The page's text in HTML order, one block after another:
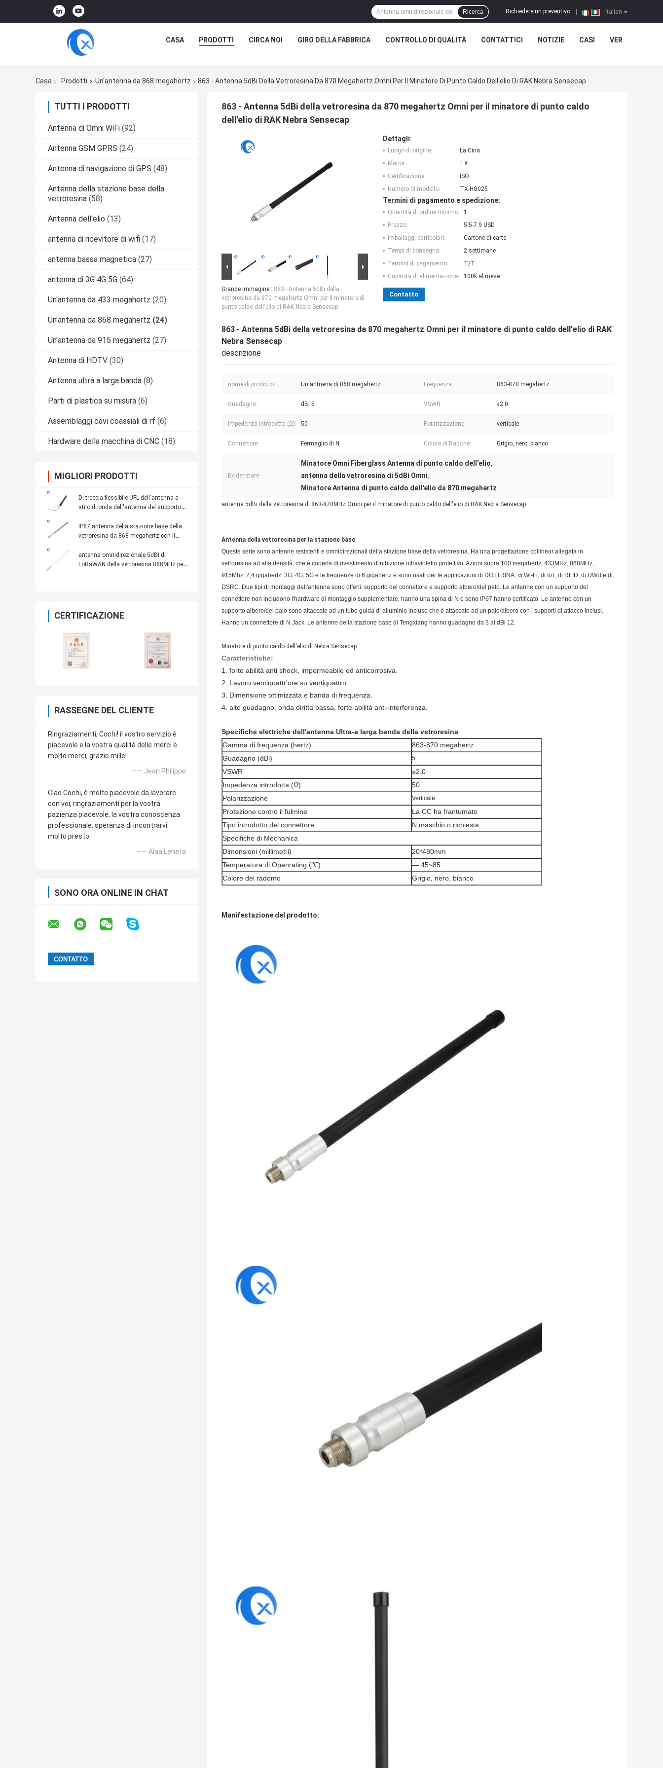
Italian
Richiedere un preventivo
Ricerca
CASA PRODOTTI CIRCA NOI GIRO DELLA FABBRICA CONTROLLO DI QUALITÀ CONTATTICI NOTIZIE CASI VER
Casa Prodotti Un'antenna da 868 megahertz 863 - Antenna 5dBi Della Vetroresina Da 870 Megahertz Omni Per Il Minatore Di Punto Caldo Dell'elio Di RAK Nebra Sensecap
TUTTI I PRODOTTI
Antenna di Omni WiFi (92)
Antenna GSM GPRS (24)
Antenna di navigazione di GPS (48)
Antenna della stazione base della
vetroresina (58)
Antenna dell'elio (13)
antenna di ricevitore di wifi (17)
antenna bassa magnetica (27)
antenna di 3G 4G 5G (64)
Un'antenna da 433 megahertz (20)
Un'antenna da 868 megahertz (24)
Un'antenna da 915 megahertz (27)
Antenna di HDTV (30)
Antenna ultra a larga banda (8)
Parti di plastica su misura (6)
Assemblaggi cavi coassiali di rf (6)
Hardware della macchina di CNC (18)
MIGLIORI PRODOTTI
Di treccia flessibile UFL dell'antenna a
stilo di onda dell'antenna del supporto
IP67 antenna della stazione base della
vetroresina da 868 megahertz con il
antenna omnidirezionale 5dBi di
LoRaWAN della vetroresina 868MHz per il
CERTIFICAZIONE
RASSEGNE DEL CLIENTE
Ringraziamenti, Cochi! il vostro servizio è
piacevole e la vostra qualità delle merci è
molto merci, grazie mille!
—— Jean Philippe
Ciao Cochi, è molto piacevole da lavorare
con voi, ringraziamenti per la vostra
pazienza piacevole, la vostra conoscenza
professionale, speranza di incontrarvi
molto presto.
—— Alaa Leheta
SONO ORA ONLINE IN CHAT
863 - Antenna 5dBi della vetroresina da 870 megahertz Omni per il minatore di punto caldo
dell'elio di RAK Nebra Sensecap
Grande immagine : 863 - Antenna 5dBi della
vetroresina da 870 megahertz Omni per il minatore di
punto caldo dell'elio di RAK Nebra Sensecap
Dettagli:
Luogo di origine:
La Cina
Marca:
TX
Certificazione:
ISO
Numero di modello:
TX-HG025
Termini di pagamento e spedizione:
Quantità di ordine minimo:
1
Prezzo:
5.5-7.9 USD
Imballaggi particolari:
Cartone di carta
Tempi di consegna:
2 settimane
Termini di pagamento:
T/T
Capacità di alimentazione:
100k al mese
Contatto
863 - Antenna 5dBi della vetroresina da 870 megahertz Omni per il minatore di punto caldo dell'elio di RAK
Nebra Sensecap
descrizione
nome di prodotto: Un antnena di 868 megahertz Frequenza: 863-870 megahertz
Guadagno: dBi 5 VSWR: ≤2.0
Impedenza introdotta (Ω): 50 Polarizzazione: verticale
Connettore: Fermaglio di N Colore di Radone: Grigio, nero, bianco
Evidenziare:
Minatore Omni Fiberglass Antenna di punto caldo dell'elio,
antenna della vetroresina di 5dBi Omni,
Minatore Antenna di punto caldo dell'elio da 870 megahertz
antenna 5dBi della vetroresina di 863-870MHz Omni per il minatore di punto caldo dell'elio di RAK Nebra Sensecap
Antenna della vetroresina per la stazione base
Queste serie sono antenne resistenti e omnidirezionali della stazione base della vetroresina. Ha una progettazione collinear allegata in
vetroresina ad alta densità, che è coperta di rivestimento d'inibizione ultravioletto protettivo. Azioni sopra 100 megahertz, 433MHz, 868MHz,
915Mhz, 2,4 gigahertz, 3G, 4G, 5G e le frequenze di 6 gigahertz e sono usati per le applicazioni di DOTTRINA, di Wi-Fi, di IoT, di RFID, di UWB e di
DSRC. Due tipi di montaggi dell'antenna sono offerti: supporto del connettore e supporto albero/del palo. Le antenne con un supporto del
connettore non includono l'hardware di montaggio supplementare, hanno una spina di N e sono IP67 hanno certificato. Le antenne con un
supporto albero/del palo sono attaccate ad un tubo guida di alluminio incluso che è attaccato ad un palo/albero con i supporti di attacco inclusi.
Hanno un connettore di N Jack. Le antenne della stazione base di Tengxiang hanno guadagno da 3 al dBi 12.
Minatore di punto caldo dell'elio di Nebra Sensecap
Caratteristiche:
1. forte abilità anti shock, impermeabile ed anticorrosiva.
2. Lavoro ventiquattr'ore su ventiquattro.
3. Dimensione ottimizzata e banda di frequenza.
4. alto guadagno, onda diritta bassa, forte abilità anti-interferenza.
Specifiche elettriche dell'antenna Ultra-a larga banda della vetroresina
Gamma di frequenza (hertz)
863-870 megahertz
Guadagno (dBi)
5
VSWR
≤2.0
Impedenza introdotta (Ω)
50
Polarizzazione
Verticale
Protezione contro il fulmine
La CC ha frantumato
Tipo introdotto del connettore
N maschio o richiesta
Specifiche di Mechanica
Dimensioni (millimetri)
20*480mm
Temperatura di Openrating (℃)
— 45~85
Colore del radomo
Grigio, nero, bianco
Manifestazione del prodotto: